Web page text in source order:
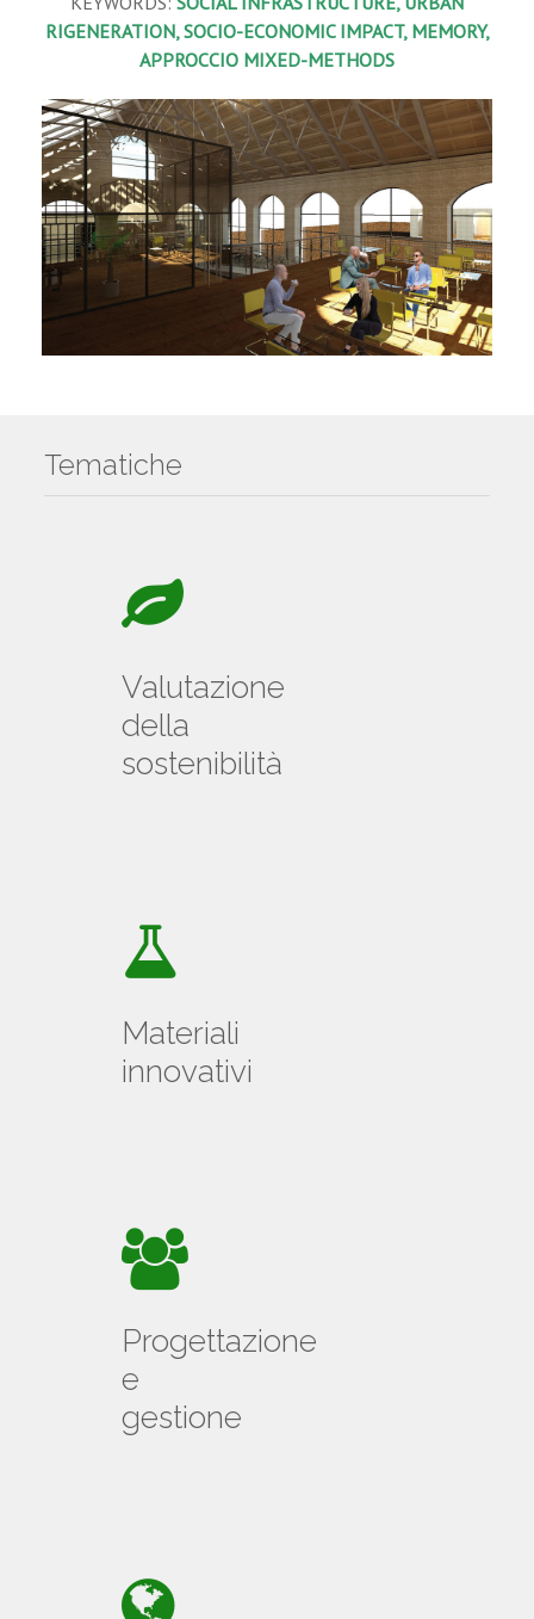
RIGENERATION, SOCIO-ECONOMIC IMPACT, MEMORY,
APPROCCIO MIXED-METHODS
Tematiche
Valutazione
della
sostenibilità
Materiali
innovativi
Progettazione
e
gestione